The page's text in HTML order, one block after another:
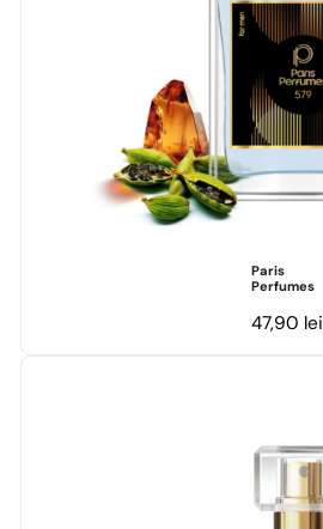
Paris
Perfumes
47,90 lei